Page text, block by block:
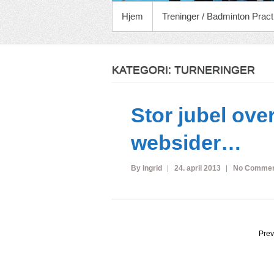
PRIMARY MENU
Hjem Treninger / Badminton
KATEGORI: TURNERINGER
Stor jubel
websider…
By Ingrid 24. april 2013 No